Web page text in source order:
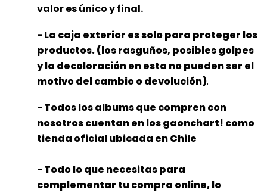
valor es único y final.
- La caja exterior es solo para proteger los
productos. (los rasguños, posibles golpes
y la decoloración en esta no pueden ser el
motivo del cambio o devolución).
- Todos los albums que compren con
nosotros cuentan en los gaonchart! como
tienda oficial ubicada en Chile
- Todo lo que necesitas para
complementar tu compra online, lo